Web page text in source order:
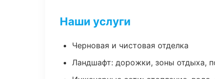
Наши услуги
Черновая и чистовая отделка
Ландшафт: дорожки, зоны отдыха,